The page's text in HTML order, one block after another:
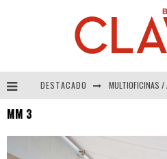
DESTACADO
MM 3